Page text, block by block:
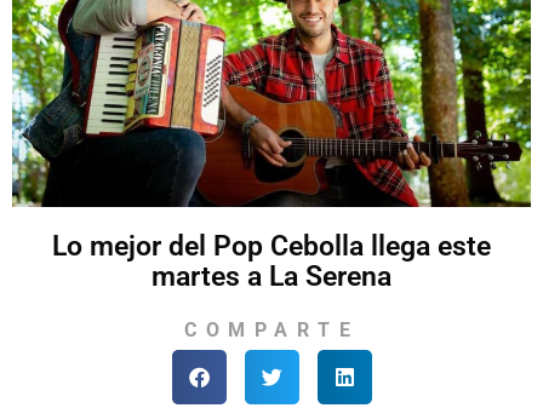
Lo mejor del Pop Cebolla llega este
martes a La Serena
COMPARTE